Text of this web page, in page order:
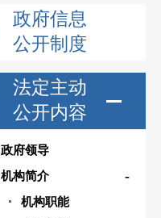
政府信息
公开制度
法定主动
公开内容
政府领导
机构简介
-
机构职能